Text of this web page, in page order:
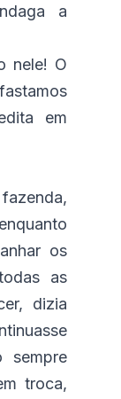
a
nele! O
em
os
as
dizia
sempre
troca,